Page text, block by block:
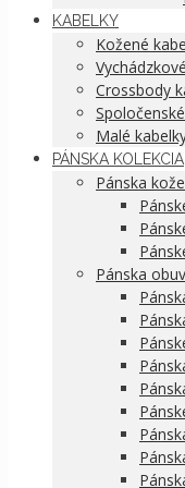
KABELKY
Kožené
Crossbody
Malé
PÁNSKA KOLEKCIA
Pánska
Pánska obuv